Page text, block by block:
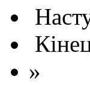
»